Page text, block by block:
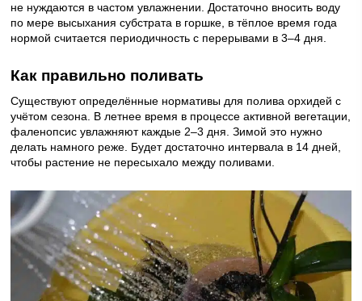
не нуждаются в частом увлажнении. Достаточно вносить воду
по мере высыхания субстрата в горшке, в тёплое время года
нормой считается периодичность с перерывами в 3–4 дня.
Как правильно поливать
Существуют определённые нормативы для полива орхидей с
учётом сезона. В летнее время в процессе активной вегетации,
фаленопсис увлажняют каждые 2–3 дня. Зимой это нужно
делать намного реже. Будет достаточно интервала в 14 дней,
чтобы растение не пересыхало между поливами.